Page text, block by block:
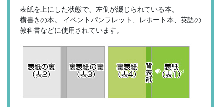
表紙を上にした状態で、左側が綴じられている本。
横書きの本。 イベントパンフレット、レポート本、英語の
教科書などに使用されています。